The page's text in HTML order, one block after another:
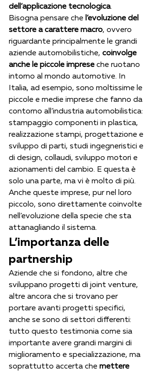
dell’applicazione tecnologica.
Bisogna pensare che l’evoluzione del
settore a carattere macro, ovvero
riguardante principalmente le grandi
aziende automobilistiche, coinvolge
anche le piccole imprese che ruotano
intorno al mondo automotive. In
Italia, ad esempio, sono moltissime le
piccole e medie imprese che fanno da
contorno all’industria automobilistica:
stampaggio componenti in plastica,
realizzazione stampi, progettazione e
sviluppo di parti, studi ingegneristici e
di design, collaudi, sviluppo motori e
azionamenti del cambio. E questa è
solo una parte, ma vi è molto di più.
Anche queste imprese, pur nel loro
piccolo, sono direttamente coinvolte
nell’evoluzione della specie che sta
attanagliando il sistema.
L’importanza delle
partnership
Aziende che si fondono, altre che
sviluppano progetti di joint venture,
altre ancora che si trovano per
portare avanti progetti specifici,
anche se sono di settori differenti:
tutto questo testimonia come sia
importante avere grandi margini di
miglioramento e specializzazione, ma
soprattutto accerta che mettere